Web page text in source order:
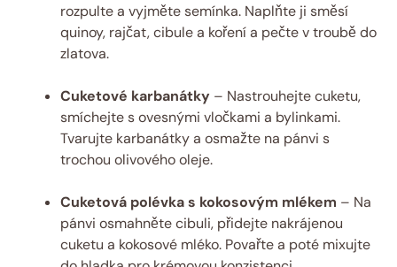
rozpulte a vyjměte semínka. Naplňte ji směsí
quinoy, rajčat, cibule a koření a pečte v troubě do
zlatova.
Cuketové karbanátky – Nastrouhejte cuketu,
smíchejte s ovesnými vločkami a bylinkami.
Tvarujte karbanátky a osmažte na pánvi s
trochou olivového oleje.
Cuketová polévka s kokosovým mlékem – Na
pánvi osmahněte cibuli, přidejte nakrájenou
cuketu a kokosové mléko. Povařte a poté mixujte